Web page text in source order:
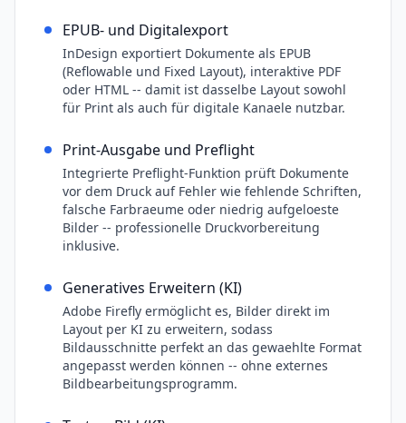
EPUB- und Digitalexport
InDesign exportiert Dokumente als EPUB
(Reflowable und Fixed Layout), interaktive PDF
oder HTML -- damit ist dasselbe Layout sowohl
für Print als auch für digitale Kanaele nutzbar.
Print-Ausgabe und Preflight
Integrierte Preflight-Funktion prüft Dokumente
vor dem Druck auf Fehler wie fehlende Schriften,
falsche Farbraeume oder niedrig aufgeloeste
Bilder -- professionelle Druckvorbereitung
inklusive.
Generatives Erweitern (KI)
Adobe Firefly ermöglicht es, Bilder direkt im
Layout per KI zu erweitern, sodass
Bildausschnitte perfekt an das gewaehlte Format
angepasst werden können -- ohne externes
Bildbearbeitungsprogramm.